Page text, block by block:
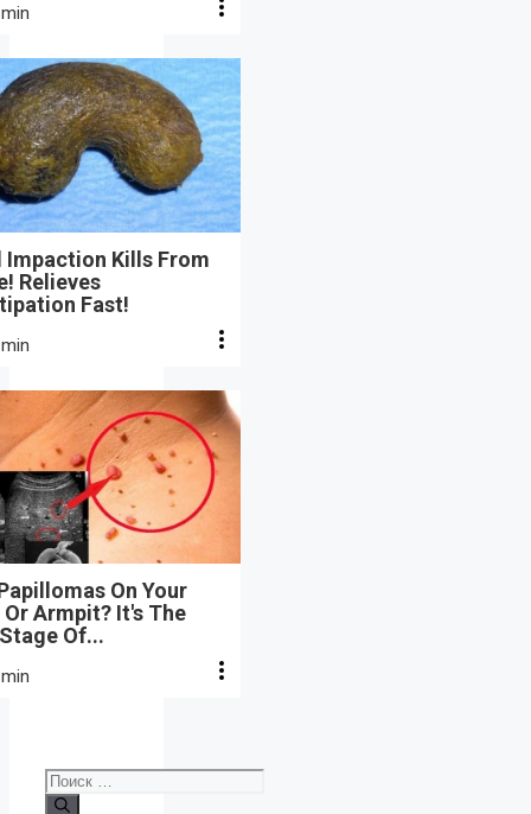
Impaction Kills From
Relieves
Fast!
On Your
Armpit? It's The
Of...
Поиск: